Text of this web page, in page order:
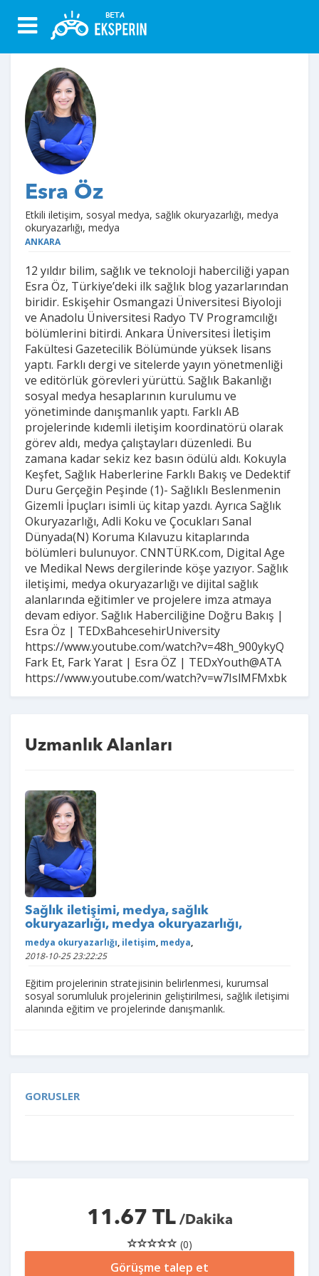
Esra Öz
Etkili iletişim, sosyal medya, sağlık okuryazarlığı, medya
okuryazarlığı, medya
ANKARA
12 yıldır bilim, sağlık ve teknoloji haberciliği yapan
Esra Öz, Türkiye’deki ilk sağlık blog yazarlarından
biridir. Eskişehir Osmangazi Üniversitesi Biyoloji
ve Anadolu Üniversitesi Radyo TV Programcılığı
bölümlerini bitirdi. Ankara Üniversitesi İletişim
Fakültesi Gazetecilik Bölümünde yüksek lisans
yaptı. Farklı dergi ve sitelerde yayın yönetmenliği
ve editörlük görevleri yürüttü. Sağlık Bakanlığı
sosyal medya hesaplarının kurulumu ve
yönetiminde danışmanlık yaptı. Farklı AB
projelerinde kıdemli iletişim koordinatörü olarak
görev aldı, medya çalıştayları düzenledi. Bu
zamana kadar sekiz kez basın ödülü aldı. Kokuyla
Keşfet, Sağlık Haberlerine Farklı Bakış ve Dedektif
Duru Gerçeğin Peşinde (1)- Sağlıklı Beslenmenin
Gizemli İpuçları isimli üç kitap yazdı. Ayrıca Sağlık
Okuryazarlığı, Adli Koku ve Çocukları Sanal
Dünyada(N) Koruma Kılavuzu kitaplarında
bölümleri bulunuyor. CNNTÜRK.com, Digital Age
ve Medikal News dergilerinde köşe yazıyor. Sağlık
iletişimi, medya okuryazarlığı ve dijital sağlık
alanlarında eğitimler ve projelere imza atmaya
devam ediyor. Sağlık Haberciliğine Doğru Bakış |
Esra Öz | TEDxBahcesehirUniversity
https://www.youtube.com/watch?v=48h_900ykyQ
Fark Et, Fark Yarat | Esra ÖZ | TEDxYouth@ATA
https://www.youtube.com/watch?v=w7IslMFMxbk
Uzmanlık Alanları
Sağlık iletişimi, medya, sağlık
okuryazarlığı, medya okuryazarlığı,
medya okuryazarlığı iletişim medya
2018-10-25 23:22:25
Eğitim projelerinin stratejisinin belirlenmesi, kurumsal
sosyal sorumluluk projelerinin geliştirilmesi, sağlık iletişimi
alanında eğitim ve projelerinde danışmanlık.
GORUSLER
11.67 TL/Dakika
(0)
Görüşme talep et